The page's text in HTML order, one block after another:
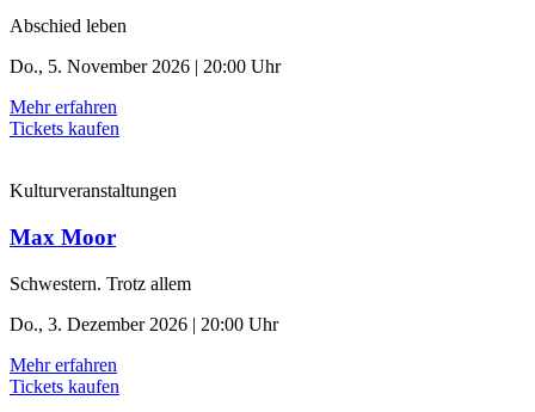
Abschied leben
Do., 5. November 2026 | 20:00 Uhr
Mehr erfahren
Tickets kaufen
Kulturveranstaltungen
Max Moor
Schwestern. Trotz allem
Do., 3. Dezember 2026 | 20:00 Uhr
Mehr erfahren
Tickets kaufen